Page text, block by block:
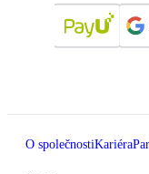
O společnostiKariéra